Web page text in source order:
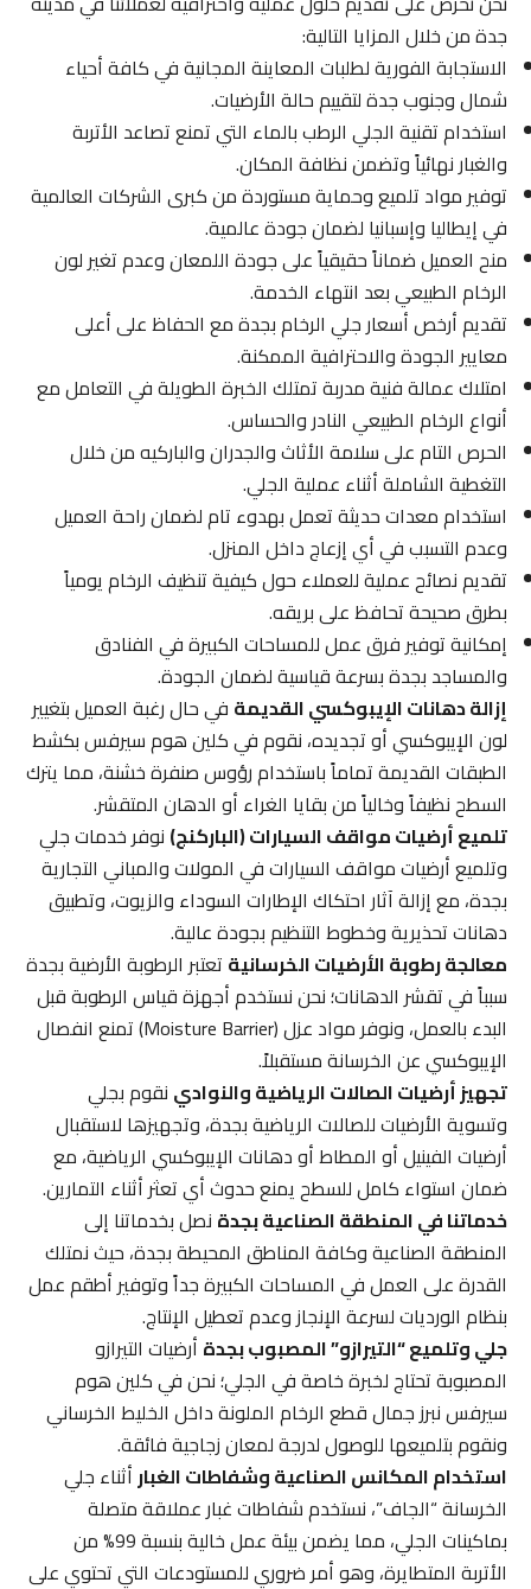
جدة من خلال المزايا التالية:
الاستجابة الفورية لطلبات المعاينة المجانية في كافة أحياء
شمال وجنوب جدة لتقييم حالة الأرضيات.
استخدام تقنية الجلي الرطب بالماء التي تمنع تصاعد الأتربة
والغبار نهائياً وتضمن نظافة المكان.
توفير مواد تلميع وحماية مستوردة من كبرى الشركات العالمية
في إيطاليا وإسبانيا لضمان جودة عالمية.
منح العميل ضماناً حقيقياً على جودة اللمعان وعدم تغير لون
الرخام الطبيعي بعد انتهاء الخدمة.
تقديم أرخص أسعار جلي الرخام بجدة مع الحفاظ على أعلى
معايير الجودة والاحترافية الممكنة.
امتلاك عمالة فنية مدربة تمتلك الخبرة الطويلة في التعامل مع
أنواع الرخام الطبيعي النادر والحساس.
الحرص التام على سلامة الأثاث والجدران والباركيه من خلال
التغطية الشاملة أثناء عملية الجلي.
استخدام معدات حديثة تعمل بهدوء تام لضمان راحة العميل
وعدم التسبب في أي إزعاج داخل المنزل.
تقديم نصائح عملية للعملاء حول كيفية تنظيف الرخام يومياً
بطرق صحيحة تحافظ على بريقه.
إمكانية توفير فرق عمل للمساحات الكبيرة في الفنادق
والمساجد بجدة بسرعة قياسية لضمان الجودة.
إزالة دهانات الإيبوكسي القديمةفي حال رغبة العميل بتغيير
لون الإيبوكسي أو تجديده، نقوم في كلين هوم سيرفس بكشط
الطبقات القديمة تماماً باستخدام رؤوس صنفرة خشنة، مما يترك
السطح نظيفاً وخالياً من بقايا الغراء أو الدهان المتقشر.
تلميع أرضيات مواقف السيارات (الباركنج)نوفر خدمات جلي
وتلميع أرضيات مواقف السيارات في المولات والمباني التجارية
بجدة، مع إزالة آثار احتكاك الإطارات السوداء والزيوت، وتطبيق
دهانات تحذيرية وخطوط التنظيم بجودة عالية.
معالجة رطوبة الأرضيات الخرسانيةتعتبر الرطوبة الأرضية بجدة
سبباً في تقشر الدهانات؛ نحن نستخدم أجهزة قياس الرطوبة قبل
البدء بالعمل، ونوفر مواد عزل (Moisture Barrier) تمنع انفصال
الإيبوكسي عن الخرسانة مستقبلاً.
تجهيز أرضيات الصالات الرياضية والنوادينقوم بجلي
وتسوية الأرضيات للصالات الرياضية بجدة، وتجهيزها لاستقبال
أرضيات الفينيل أو المطاط أو دهانات الإيبوكسي الرياضية، مع
ضمان استواء كامل للسطح يمنع حدوث أي تعثر أثناء التمارين.
خدماتنا في المنطقة الصناعية بجدةنصل بخدماتنا إلى
المنطقة الصناعية وكافة المناطق المحيطة بجدة، حيث نمتلك
القدرة على العمل في المساحات الكبيرة جداً وتوفير أطقم عمل
بنظام الورديات لسرعة الإنجاز وعدم تعطيل الإنتاج.
جلي وتلميع “التيرازو” المصبوب بجدةأرضيات التيرازو
المصبوبة تحتاج لخبرة خاصة في الجلي؛ نحن في كلين هوم
سيرفس نبرز جمال قطع الرخام الملونة داخل الخليط الخرساني
ونقوم بتلميعها للوصول لدرجة لمعان زجاجية فائقة.
استخدام المكانس الصناعية وشفاطات الغبارأثناء جلي
الخرسانة “الجاف”، نستخدم شفاطات غبار عملاقة متصلة
بماكينات الجلي، مما يضمن بيئة عمل خالية بنسبة 99% من
الأتربة المتطايرة، وهو أمر ضروري للمستودعات التي تحتوي على